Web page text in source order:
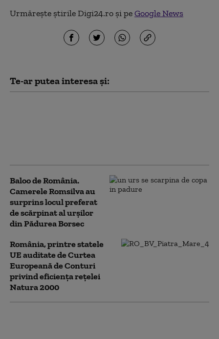
Urmărește știrile Digi24.ro și peGoogle News
Te-ar putea interesa și:
Baloo de România.
Camerele Romsilva au
surprins locul preferat
de scărpinat al urșilor
din Pădurea Borsec
România, printre statele
UE auditate de Curtea
Europeană de Conturi
privind eficiența rețelei
Natura 2000